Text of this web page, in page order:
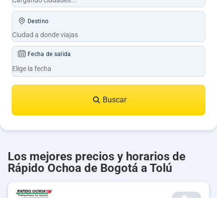
Destino
Fecha de salida
Buscar
Los mejores precios y horarios de
Rápido Ochoa de Bogotá a Tolú